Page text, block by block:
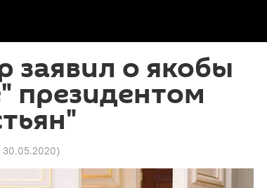
заявил о якобы
президентом
30.05.2020)